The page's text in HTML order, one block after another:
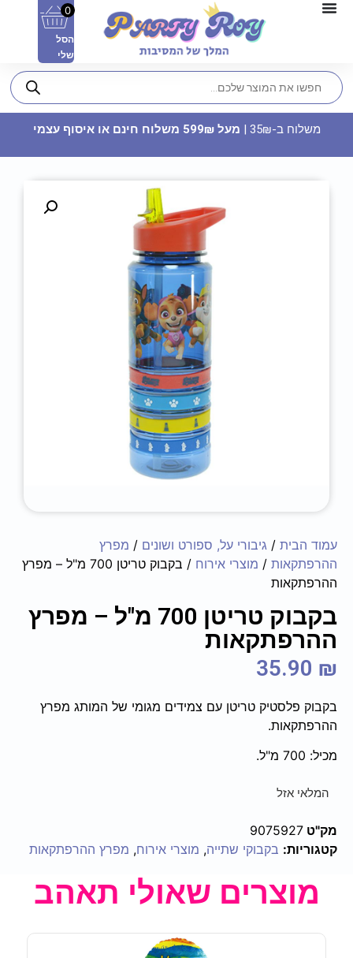
צלחת פלסטיק עגולה - שיש לבן
11.90₪
0
הסל
שלי
משלוח ב-35₪ | מעל 599₪ משלוח חינם או איסוף עצמי
עמוד הבית / גיבורי על, ספורט ושונים / מפרץ
ההרפתקאות / מוצרי אירוח
/ בקבוק טריטן 700 מ"ל – מפרץ
ההרפתקאות
בקבוק טריטן 700 מ"ל – מפרץ
ההרפתקאות
35.90 ₪
בקבוק פלסטיק טריטן עם צמידים מגומי של המותג מפרץ
ההרפתקאות.
מכיל: 700 מ"ל.
המלאי אזל
מק"ט 9075927
קטגוריות: בקבוקי שתייה, מוצרי אירוח, מפרץ ההרפתקאות
מוצרים שאולי תאהב